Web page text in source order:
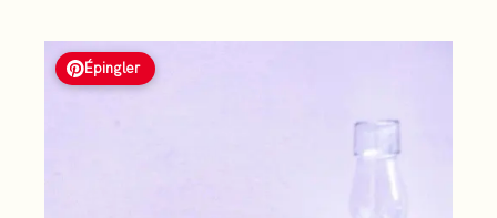
Épingler